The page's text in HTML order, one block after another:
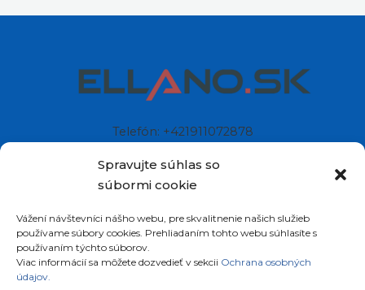
Spravujte súhlas so
súbormi cookie
Vážení návštevníci nášho webu, pre skvalitnenie našich služieb
používame súbory cookies. Prehliadaním tohto webu súhlasíte s
používaním týchto súborov.
Viac informácií sa môžete dozvedieť v sekcii Ochrana osobných
údajov.
Telefón: +421911072878
Sídlo: Štiavnička 211/49
Slovenská republika